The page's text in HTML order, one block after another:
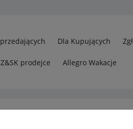
Dla Kupujących
prodejce Allegro Wakacje